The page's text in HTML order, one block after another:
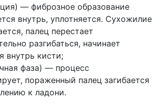
— фиброзное образование
внутрь, уплотняется. Сухожилие
палец перестает
разгибаться, начинает
внутрь кисти;
фаза) — процесс
пораженный палец загибается
к ладони.